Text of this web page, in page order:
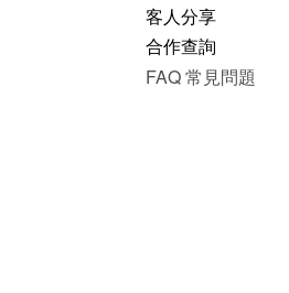
客人分享
合作查詢
FAQ 常見問題